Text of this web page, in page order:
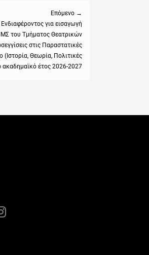
Επόμενο →
για εισαγωγή
του Τμήματος Θεατρικών
στις Παραστατικές
(Ιστορία, Θεωρία, Πολιτικές
ακαδημαϊκό έτος 2026-2027
Instagram